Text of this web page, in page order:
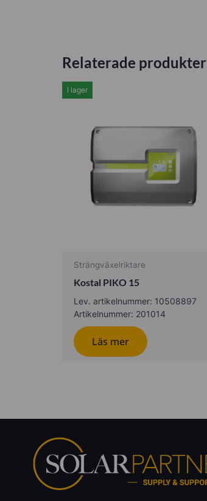
Relaterade produkter
Strängväxelriktare
Kostal PIKO 15
Lev. artikelnummer: 10508897
Artikelnummer: 201014
I lager
Läs mer